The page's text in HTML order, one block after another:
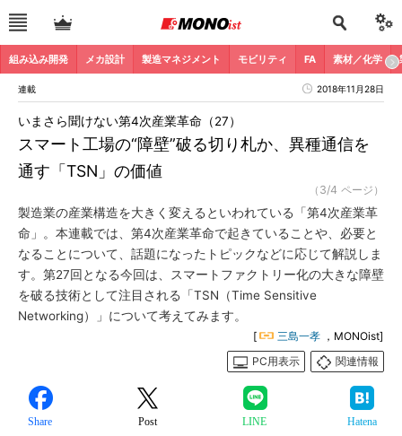
組み込み開発 メカ設計 製造マネジメント モビリティ FA 素材／化学
連載 2018年11月28日
スマート工場の“障壁”破る切り札か、異種通信を
通す「TSN」の価値
いまさら聞けない第4次産業革命（27）
（3/4 ページ）
製造業の産業構造を大きく変えるといわれている「第4次産業革
命」。本連載では、第4次産業革命で起きていることや、必要と
なることについて、話題になったトピックなどに応じて解説しま
す。第27回となる今回は、スマートファクトリー化の大きな障壁
を破る技術として注目される「TSN（Time Sensitive
Networking）」について考えてみます。
[ 三島一孝 ，MONOist]
PC用表示
関連情報
Share Post LINE Hatena